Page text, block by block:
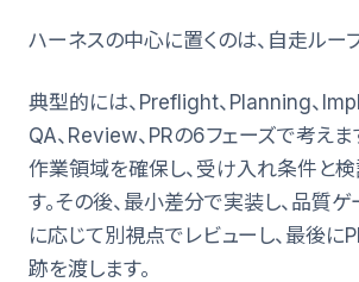
ハーネスの中心に置くのは、自走ループ
典型的には、Preflight、Planning、
QA、Review、PRの6フェーズで考えま
作業領域を確保し、受け入れ条件と
す。その後、最小差分で実装し、品質ゲ
に応じて別視点でレビューし、最後に
跡を渡します。